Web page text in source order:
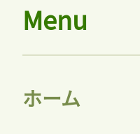
Menu
ホーム